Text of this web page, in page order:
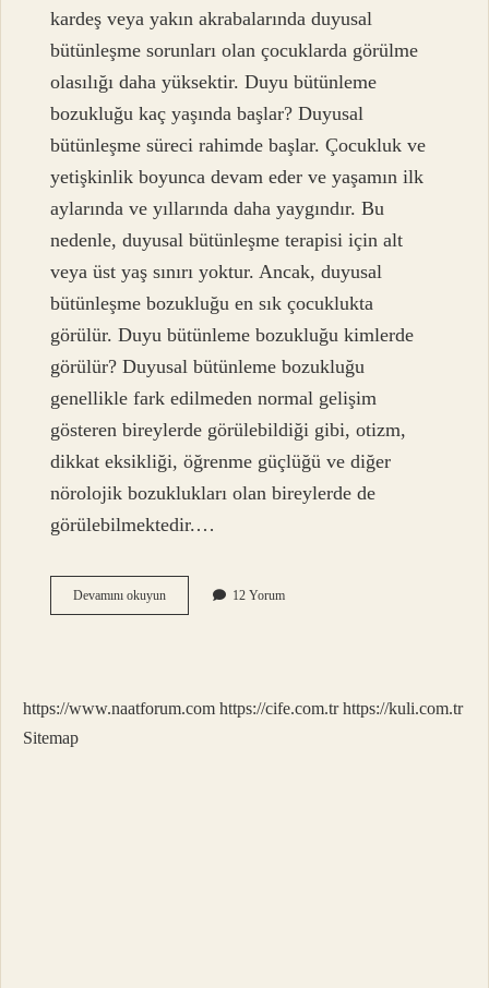
kardeş veya yakın akrabalarında duyusal
bütünleşme sorunları olan çocuklarda görülme
olasılığı daha yüksektir. Duyu bütünleme
bozukluğu kaç yaşında başlar? Duyusal
bütünleşme süreci rahimde başlar. Çocukluk ve
yetişkinlik boyunca devam eder ve yaşamın ilk
aylarında ve yıllarında daha yaygındır. Bu
nedenle, duyusal bütünleşme terapisi için alt
veya üst yaş sınırı yoktur. Ancak, duyusal
bütünleşme bozukluğu en sık çocuklukta
görülür. Duyu bütünleme bozukluğu kimlerde
görülür? Duyusal bütünleme bozukluğu
genellikle fark edilmeden normal gelişim
gösteren bireylerde görülebildiği gibi, otizm,
dikkat eksikliği, öğrenme güçlüğü ve diğer
nörolojik bozuklukları olan bireylerde de
görülebilmektedir.…
Devamını okuyunDuyu
Bütünleme
12 Yorum
https://www.naatforum.com https://cife.com.tr https://kuli.com.tr
Sitemap